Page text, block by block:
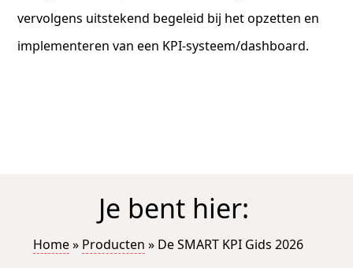
vervolgens uitstekend begeleid bij het opzetten en
implementeren van een KPI-systeem/dashboard.
Je bent hier:
Home» Producten »De SMART KPI Gids 2026